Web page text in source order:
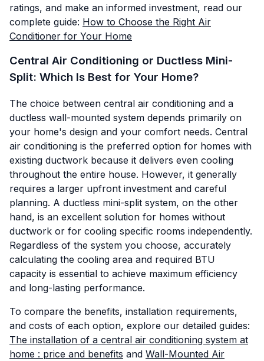
ratings, and make an informed investment, read our
complete guide: How to Choose the Right Air
Conditioner for Your Home
Central Air Conditioning or Ductless Mini-
Split: Which Is Best for Your Home?
The choice between central air conditioning and a
ductless wall-mounted system depends primarily on
your home's design and your comfort needs. Central
air conditioning is the preferred option for homes with
existing ductwork because it delivers even cooling
throughout the entire house. However, it generally
requires a larger upfront investment and careful
planning. A ductless mini-split system, on the other
hand, is an excellent solution for homes without
ductwork or for cooling specific rooms independently.
Regardless of the system you choose, accurately
calculating the cooling area and required BTU
capacity is essential to achieve maximum efficiency
and long-lasting performance.
To compare the benefits, installation requirements,
and costs of each option, explore our detailed guides:
The installation of a central air conditioning system at
home : price and benefits and Wall-Mounted Air